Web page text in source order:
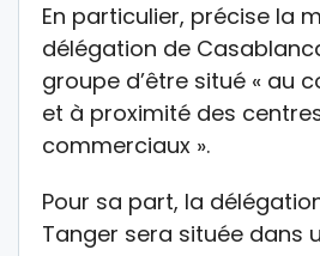
En particulier, précise la
délégation de
groupe d’être situé « au
et à proximité des
commerciaux ».
Pour sa part, la
Tanger sera située dans